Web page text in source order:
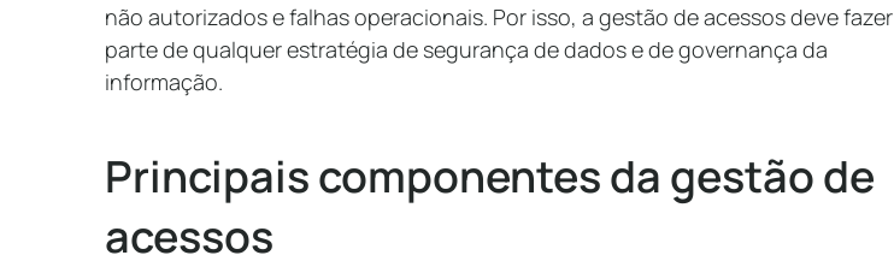
não autorizados e falhas operacionais. Por isso, a gestão de acessos deve fazer
parte de qualquer estratégia de segurança de dados e de governança da
informação.
Principais componentes da gestão de
acessos